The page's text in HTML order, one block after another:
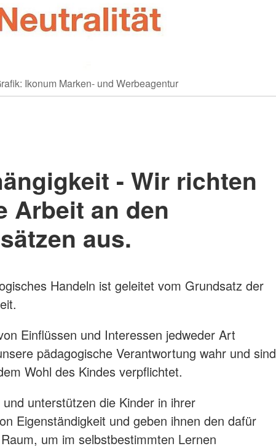
Ikonum Marken- und Werbeagentur
- Wir richten
Arbeit an den
aus.
Handeln ist geleitet vom Grundsatz der
Einflüssen und Interessen jedweder Art
pädagogische Verantwortung wahr und sind
Wohl des Kindes verpflichtet.
unterstützen die Kinder in ihrer
Eigenständigkeit und geben ihnen den dafür
um im selbstbestimmten Lernen